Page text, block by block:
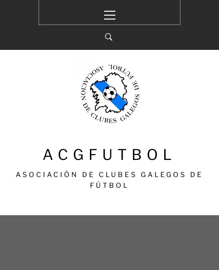
principal
ACGFUTBOL
ASOCIACIÓN DE CLUBES GALEGOS DE
FÚTBOL